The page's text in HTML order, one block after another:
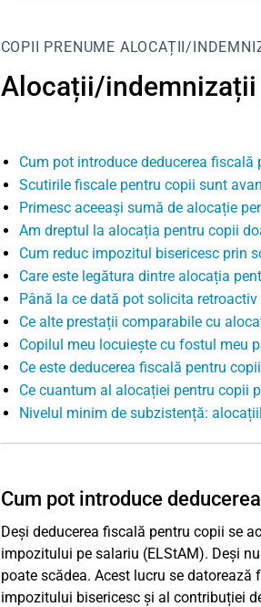
COPII PRENUME ALOCAȚII/
Alocații/
Cum pot introduce deducerea fiscală
Scutirile fiscale pentru copii sunt
Primesc aceeași sumă de alocație
Am dreptul la alocația pentru copii
Cum reduc impozitul bisericesc prin
Care este legătura dintre alocația
Până la ce dată pot solicita retroactiv
Ce alte prestații comparabile cu
Copilul meu locuiește cu fostul meu
Ce este deducerea fiscală pentru
Ce cuantum al alocației pentru copii
Nivelul minim de subzistență:
Cum pot introduce
Deși deducerea fiscală pentru copii se
impozitului pe salariu (ELStAM). Deși
poate scădea. Acest lucru se
impozitului bisericesc și al contribuției